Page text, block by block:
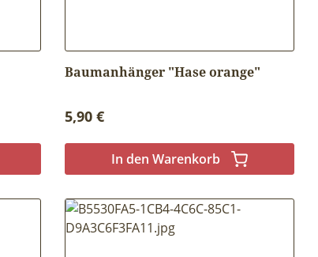
Baumanhänger "Hase orange"
Regulärer Preis:
5,90 €
In den Warenkorb